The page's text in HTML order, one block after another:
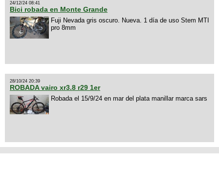
24/12/24 08:41
Bici robada en Monte Grande
Fuji Nevada gris oscuro. Nueva. 1 día de uso Stem MTI
pro 8mm
28/10/24 20:39
ROBADA vairo xr3.8 r29 1er
Robada el 15/9/24 en mar del plata manillar marca sars